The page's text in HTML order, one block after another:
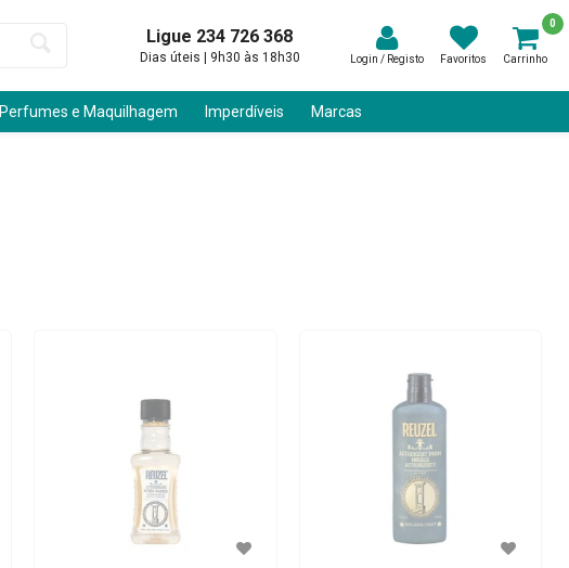
Ligue 234 726 368
Dias úteis | 9h30 às 18h30 Login / Registo Favoritos Carrinho
0
Perfumes e Maquilhagem Imperdíveis Marcas